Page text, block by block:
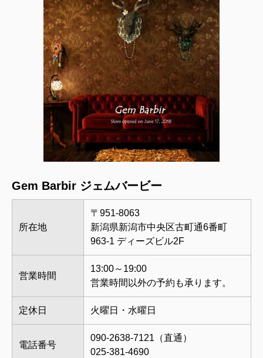
Gem Barbir ジェムバービー
所在地
〒951-8063
新潟県新潟市中央区古町通6番町
963-1 ディーズビル2F
営業時間
13:00～19:00
営業時間以外の予約も承ります。
定休日 火曜日・水曜日
電話番号
090-2638-7121（直通）
025-381-4690